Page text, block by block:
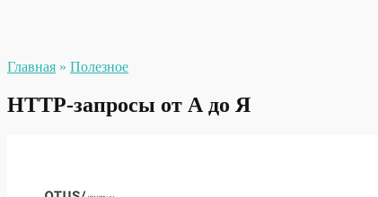
Главная » Полезное
HTTP-запросы от А до Я